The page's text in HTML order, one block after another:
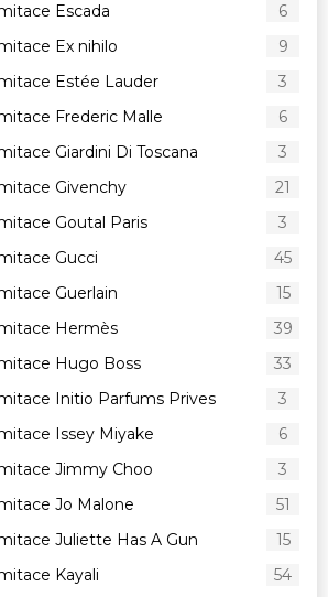
Escada
6
Ex nihilo
9
Estée Lauder
3
Frederic Malle
6
Giardini Di Toscana
3
Givenchy
21
Goutal Paris
3
Gucci
45
Guerlain
15
Hermès
39
Hugo Boss
33
Initio Parfums Prives
3
Issey Miyake
6
Jimmy Choo
3
Jo Malone
51
Juliette Has A Gun
15
Kayali
54